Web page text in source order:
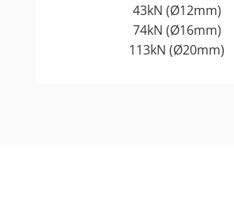
43kN (Ø12mm)
74kN (Ø16mm)
113kN (Ø20mm)